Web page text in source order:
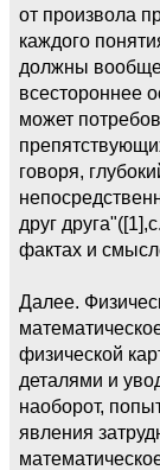
от произвола
каждого
должны вообще
всестороннее
может
говоря,
друг
фактах и
Далее.
физической
деталями и
наоборот,
явления